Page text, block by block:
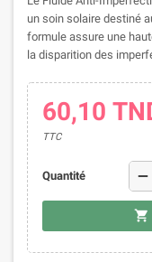
un soin solaire destiné
formule assure une
la disparition des
60,10
TTC
Quantité remove
shopping_cart